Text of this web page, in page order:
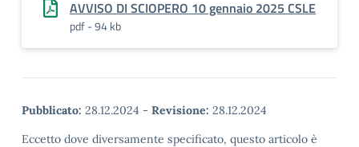
AVVISO DI SCIOPERO 10 gennaio 2025 CSLE
pdf - 94 kb
Pubblicato: 28.12.2024 - Revisione: 28.12.2024
Eccetto dove diversamente specificato, questo articolo è